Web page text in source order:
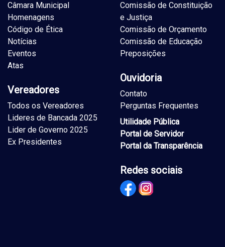
Câmara Municipal
Homenagens
Código de Ética
Notícias
Eventos
Atas
Vereadores
Todos os Vereadores
Lideres de Bancada 2025
Lider de Governo 2025
Ex Presidentes
Comissão de Constituição
e Justiça
Comissão de Orçamento
Comissão de Educação
Preposições
Ouvidoria
Contato
Perguntas Frequentes
Utilidade Pública
Portal de Servidor
Portal da Transparência
Redes sociais